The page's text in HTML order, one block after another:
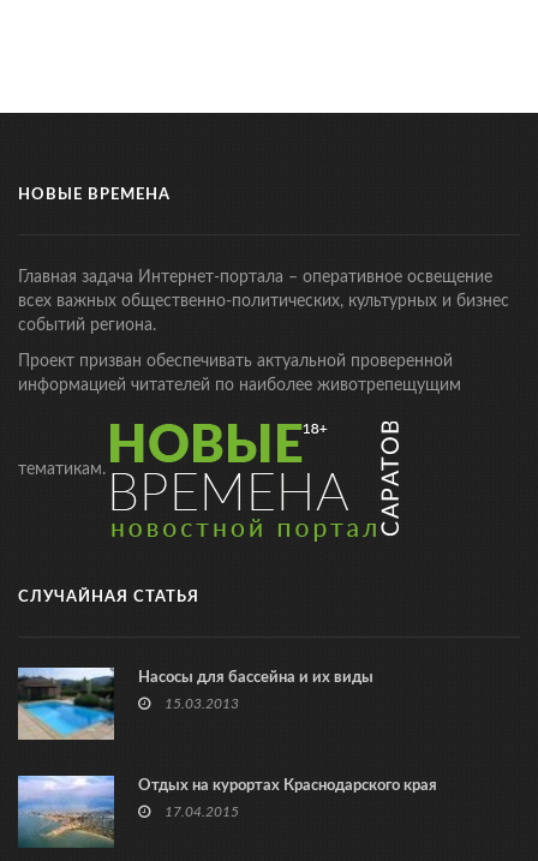
НОВЫЕ ВРЕМЕНА
Главная задача Интернет-портала – оперативное освещение
всех важных общественно-политических, культурных и бизнес
событий региона.
Проект призван обеспечивать актуальной проверенной
информацией читателей по наиболее животрепещущим
тематикам.
СЛУЧАЙНАЯ СТАТЬЯ
Насосы для бассейна и их виды
15.03.2013
Отдых на курортах Краснодарского края
17.04.2015